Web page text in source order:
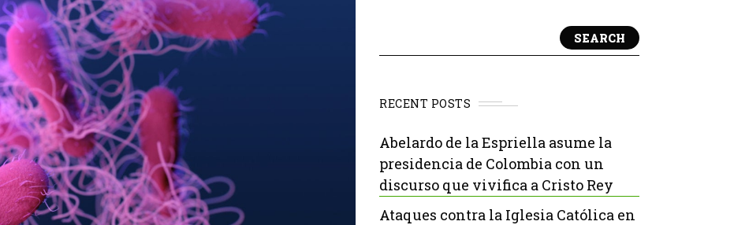
SEARCH
RECENT POSTS
Abelardo de la Espriella asume la
presidencia de Colombia con un
discurso que vivifica a Cristo Rey
Ataques contra la Iglesia Católica en